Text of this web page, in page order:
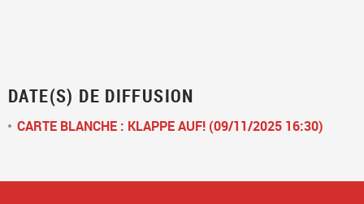
DATE(S) DE DIFFUSION
CARTE BLANCHE : KLAPPE AUF! (09/11/2025 16:30)